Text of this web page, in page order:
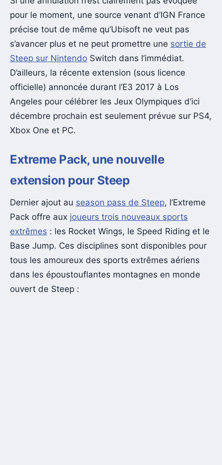
pour le moment, une source venant d’IGN France
précise tout de même qu’Ubisoft ne veut pas
s’avancer plus et ne peut promettre une sortie de
Steep sur Nintendo Switch dans l’immédiat.
D’ailleurs, la récente extension (sous licence
officielle) annoncée durant l’E3 2017 à Los
Angeles pour célébrer les Jeux Olympiques d’ici
décembre prochain est seulement prévue sur PS4,
Xbox One et PC.
Extreme Pack, une nouvelle
extension pour Steep
Dernier ajout au season pass de Steep, l’Extreme
Pack offre aux joueurs trois nouveaux sports
extrêmes : les Rocket Wings, le Speed Riding et le
Base Jump. Ces disciplines sont disponibles pour
tous les amoureux des sports extrêmes aériens
dans les époustouflantes montagnes en monde
ouvert de Steep :